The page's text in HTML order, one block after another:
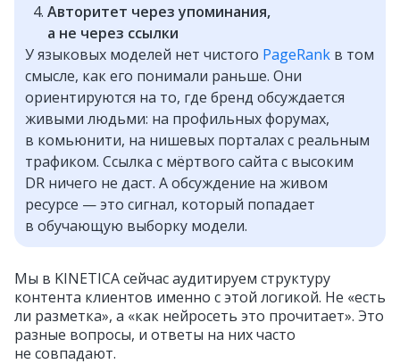
Авторитет через упоминания,
а не через ссылки
У языковых моделей нет чистого PageRank в том
смысле, как его понимали раньше. Они
ориентируются на то, где бренд обсуждается
живыми людьми: на профильных форумах,
в комьюнити, на нишевых порталах с реальным
трафиком. Ссылка с мёртвого сайта с высоким
DR ничего не даст. А обсуждение на живом
ресурсе — это сигнал, который попадает
в обучающую выборку модели.
Мы в KINETICA сейчас аудитируем структуру
контента клиентов именно с этой логикой. Не «есть
ли разметка», а «как нейросеть это прочитает». Это
разные вопросы, и ответы на них часто
не совпадают.